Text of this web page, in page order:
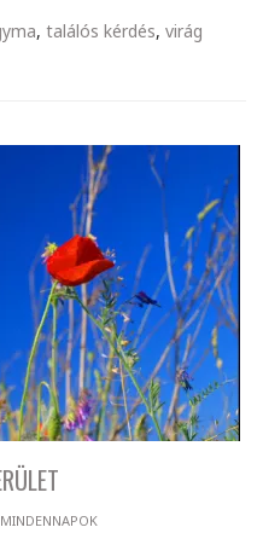
, találós kérdés, virág
MINDENNAPOK